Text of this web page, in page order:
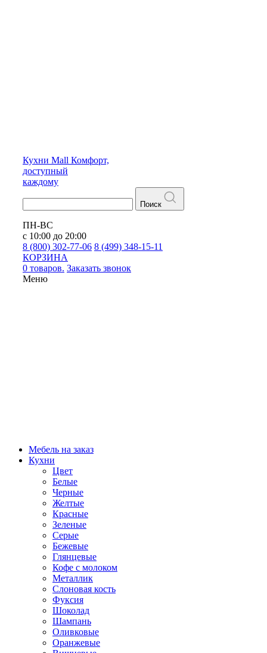
Кухни Mall Комфорт,
доступный
каждому
Поиск
ПН-ВС
с 10:00 до 20:00
8 (800) 302-77-06 8 (499) 348-15-11
КОРЗИНА
0 товаров. Заказать звонок
Меню
Мебель на заказ
Кухни
Цвет
Белые
Черные
Желтые
Красные
Зеленые
Серые
Бежевые
Глянцевые
Кофе с молоком
Металлик
Слоновая кость
Фуксия
Шоколад
Шампань
Оливковые
Оранжевые